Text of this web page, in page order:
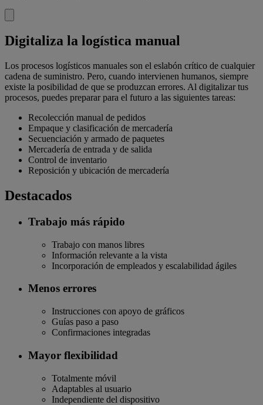
Digitaliza la logística manual
Los procesos logísticos manuales son el eslabón crítico de cualquier
cadena de suministro. Pero, cuando intervienen humanos, siempre
existe la posibilidad de que se produzcan errores. Al digitalizar tus
procesos, puedes preparar para el futuro a las siguientes tareas:
Recolección manual de pedidos
Empaque y clasificación de mercadería
Secuenciación y armado de paquetes
Mercadería de entrada y de salida
Control de inventario
Reposición y ubicación de mercadería
Destacados
Trabajo más rápido
Trabajo con manos libres
Información relevante a la vista
Incorporación de empleados y escalabilidad ágiles
Menos errores
Instrucciones con apoyo de gráficos
Guías paso a paso
Confirmaciones integradas
Mayor flexibilidad
Totalmente móvil
Adaptables al usuario
Independiente del dispositivo